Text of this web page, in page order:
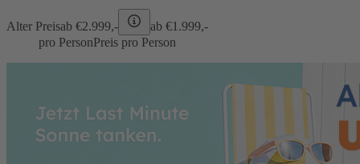
Alter Preisab €2.999,- ab €1.999,-
pro PersonPreis pro Person